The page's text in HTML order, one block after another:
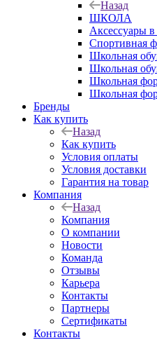
Назад
ШКОЛА
Аксессуары
Спортивная
Школьная
Школьная
Школьная
Школьная
Бренды
Как купить
Назад
Как купить
Условия оплаты
Условия доставки
Гарантия на товар
Компания
Назад
Компания
О компании
Новости
Команда
Отзывы
Карьера
Контакты
Партнеры
Сертификаты
Контакты